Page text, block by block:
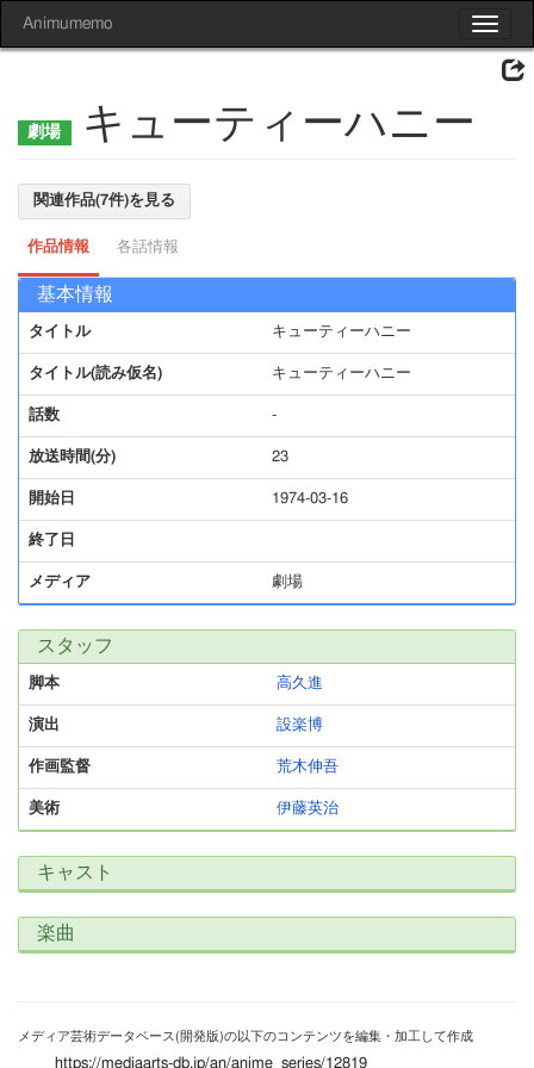
Toggle
Animumemo
キューティーハニー
関連作品(7件)を見る
作品情報 各話情報
基本情報
タイトル キューティーハニー
タイトル(読み仮名) キューティーハニー
話数 -
放送時間(分) 23
開始日 1974-03-16
終了日
メディア 劇場
スタッフ
脚本 高久進
演出 設楽博
作画監督 荒木伸吾
美術 伊藤英治
キャスト
楽曲
メディア芸術データベース(開発版)の以下のコンテンツを編集・加工して作成
https://mediaarts-db.jp/an/anime_series/12819